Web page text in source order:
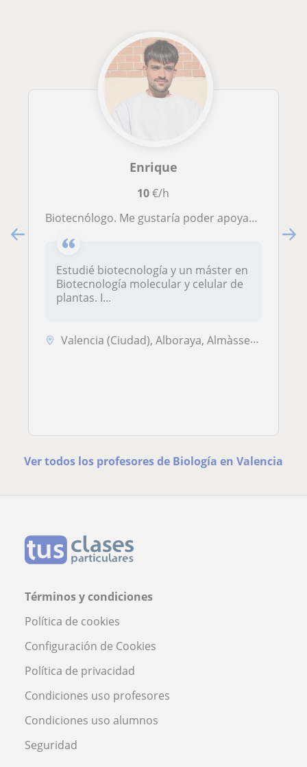
Enrique
10€/h
Biotecnólogo. Me gustaría poder apoyar en el proceso de enseñanza en asignaturas como biología, química, etc. en instituto o grado
Estudié biotecnología y un máster en
Biotecnología molecular y celular de
plantas. I...
Valencia (Ciudad), Alboraya, Almàssera, Tavernes Blanques
Ver todos los profesores de Biología en Valencia
Términos y condiciones
Política de cookies
Configuración de Cookies
Política de privacidad
Condiciones uso profesores
Condiciones uso alumnos
Seguridad